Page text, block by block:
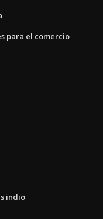
para el comercio
indio